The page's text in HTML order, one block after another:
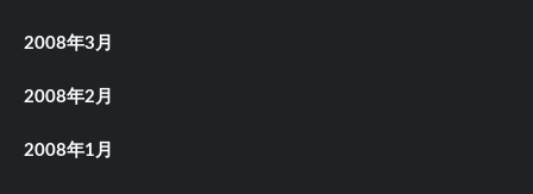
2008年3月
2008年2月
2008年1月